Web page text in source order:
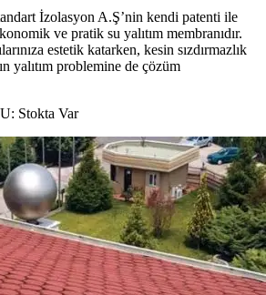
İzolasyon A.Ş’nin kendi patenti ile
ve pratik su yalıtım membranıdır.
estetik katarken, kesin sızdırmazlık
yalıtım problemine de çözüm
Stokta Var